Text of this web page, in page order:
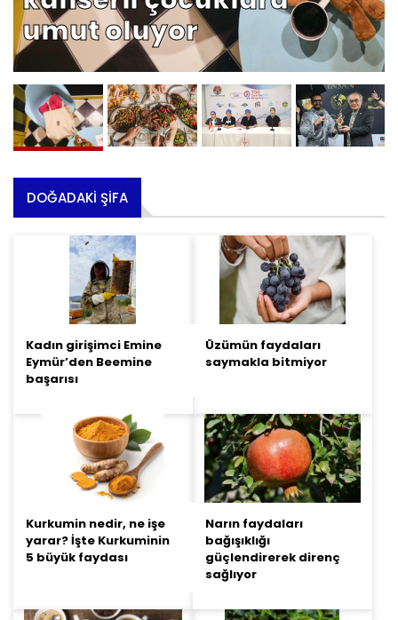
umut oluyor
DOĞADAKI ŞIFA
Kadın girişimci Emine
Eymür’den Beemine
başarısı
Üzümün faydaları
saymakla bitmiyor
Kurkumin nedir, ne işe
yarar? İşte Kurkuminin
5 büyük faydası
Narın faydaları
bağışıklığı
güçlendirerek direnç
sağlıyor